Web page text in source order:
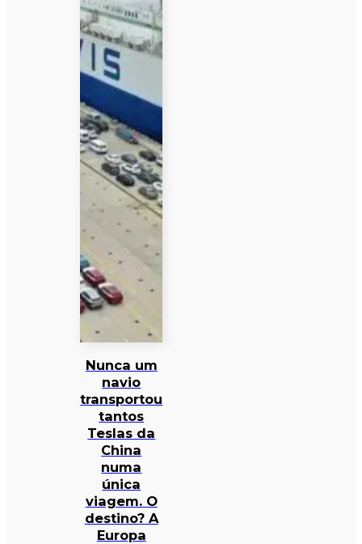
Nunca um
navio
transportou
tantos
Teslas da
China
numa
única
viagem. O
destino? A
Europa